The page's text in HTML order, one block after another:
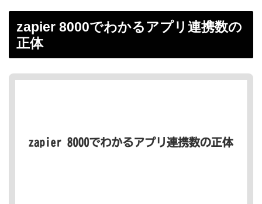
zapier 8000でわかるアプリ連携数の
正体